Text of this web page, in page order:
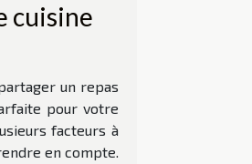
cuisine
un repas
pour votre
facteurs à
en compte.